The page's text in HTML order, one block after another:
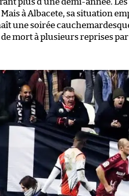
plus d’une demi-année.
à Albacete, sa situation
une soirée
mort à plusieurs reprises par